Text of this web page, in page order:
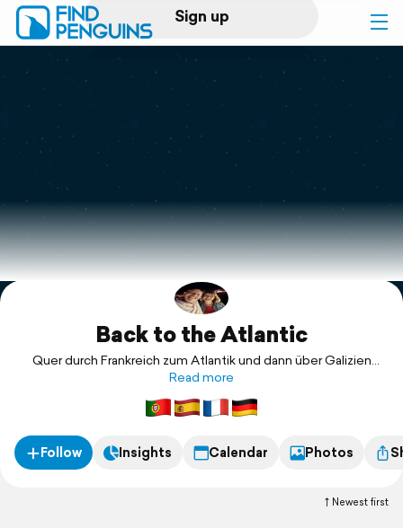
Sign up
Log in
Print a book
Flyover video
Explore
SupportBack to the Atlantic
Quer durch Frankreich zum Atlantik und dann über Galizien
nach Portugal … so ist unser Plan. Schau ma mal! 😎🚍
Read more
Follow Insights Calendar Photos
Newest first